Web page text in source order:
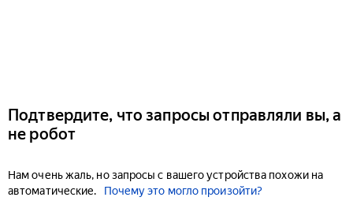
Подтвердите, что запросы отправляли вы, а
не робот
Нам очень жаль, но запросы с вашего устройства похожи на
автоматические.
Почему это могло произойти?